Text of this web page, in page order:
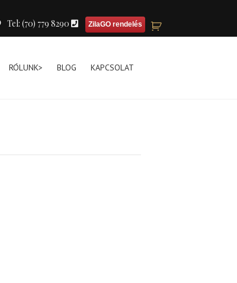
Tel: (70) 779 8290 ZilaGO rendelés
RÓLUNK> BLOG KAPCSOLAT